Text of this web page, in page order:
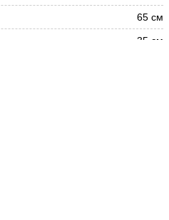
65 см
35 см
и воздушного